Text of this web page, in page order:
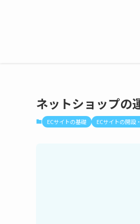
ネットショップの
ECサイトの基礎 ECサイトの開設